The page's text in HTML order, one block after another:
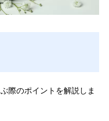
際のポイントを解説しま